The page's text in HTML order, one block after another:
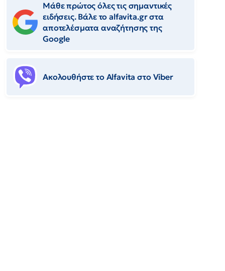
Μάθε πρώτος όλες τις σημαντικές
ειδήσεις. Βάλε το alfavita.gr στα
αποτελέσματα αναζήτησης της
Google
Ακολουθήστε το Αlfavita στο Viber